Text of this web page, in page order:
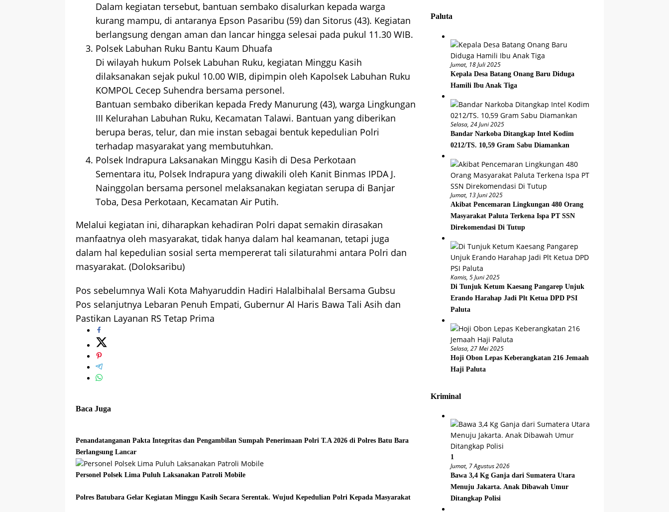
Dalam kegiatan tersebut, bantuan sembako disalurkan kepada warga
kurang mampu, di antaranya Epson Pasaribu (59) dan Sitorus (43). Kegiatan
berlangsung dengan aman dan lancar hingga selesai pada pukul 11.30 WIB.
Polsek Labuhan Ruku Bantu Kaum Dhuafa
Di wilayah hukum Polsek Labuhan Ruku, kegiatan Minggu Kasih
dilaksanakan sejak pukul 10.00 WIB, dipimpin oleh Kapolsek Labuhan Ruku
KOMPOL Cecep Suhendra bersama personel.
Bantuan sembako diberikan kepada Fredy Manurung (43), warga Lingkungan
III Kelurahan Labuhan Ruku, Kecamatan Talawi. Bantuan yang diberikan
berupa beras, telur, dan mie instan sebagai bentuk kepedulian Polri
terhadap masyarakat yang membutuhkan.
Polsek Indrapura Laksanakan Minggu Kasih di Desa Perkotaan
Sementara itu, Polsek Indrapura yang diwakili oleh Kanit Binmas IPDA J.
Nainggolan bersama personel melaksanakan kegiatan serupa di Banjar
Toba, Desa Perkotaan, Kecamatan Air Putih.
Melalui kegiatan ini, diharapkan kehadiran Polri dapat semakin dirasakan
manfaatnya oleh masyarakat, tidak hanya dalam hal keamanan, tetapi juga
dalam hal kepedulian sosial serta mempererat tali silaturahmi antara Polri dan
masyarakat. (Doloksaribu)
Navigasi
pos
Pos sebelumnya Wali Kota Mahyaruddin Hadiri Halalbihalal Bersama Gubsu
Pos selanjutnya Lebaran Penuh Empati, Gubernur Al Haris Bawa Tali Asih dan
Pastikan Layanan RS Tetap Prima
Baca Juga
Penandatanganan Pakta Integritas dan Pengambilan Sumpah Penerimaan Polri T.A 2026 di Polres Batu Bara
Berlangsung Lancar
Personel Polsek Lima Puluh Laksanakan Patroli Mobile
Polres Batubara Gelar Kegiatan Minggu Kasih Secara Serentak. Wujud Kepedulian Polri Kepada Masyarakat
Paluta
Jumat, 18 Juli 2025
Kepala Desa Batang Onang Baru Diduga
Hamili Ibu Anak Tiga
Selasa, 24 Juni 2025
Bandar Narkoba Ditangkap Intel Kodim
0212/TS. 10,59 Gram Sabu Diamankan
Jumat, 13 Juni 2025
Akibat Pencemaran Lingkungan 480 Orang
Masyarakat Paluta Terkena Ispa PT SSN
Direkomendasi Di Tutup
Kamis, 5 Juni 2025
Di Tunjuk Ketum Kaesang Pangarep Unjuk
Erando Harahap Jadi Plt Ketua DPD PSI
Paluta
Selasa, 27 Mei 2025
Hoji Obon Lepas Keberangkatan 216 Jemaah
Haji Paluta
Kriminal
1
Jumat, 7 Agustus 2026
Bawa 3,4 Kg Ganja dari Sumatera Utara
Menuju Jakarta. Anak Dibawah Umur
Ditangkap Polisi